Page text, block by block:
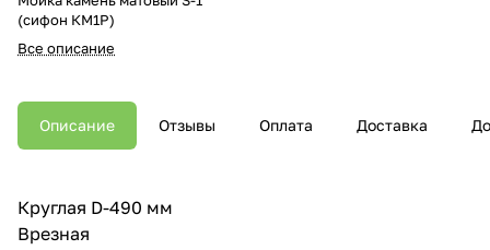
(сифон КМ1Р)
Все описание
Описание Отзывы Оплата Доставка
Круглая D-490 мм
Врезная